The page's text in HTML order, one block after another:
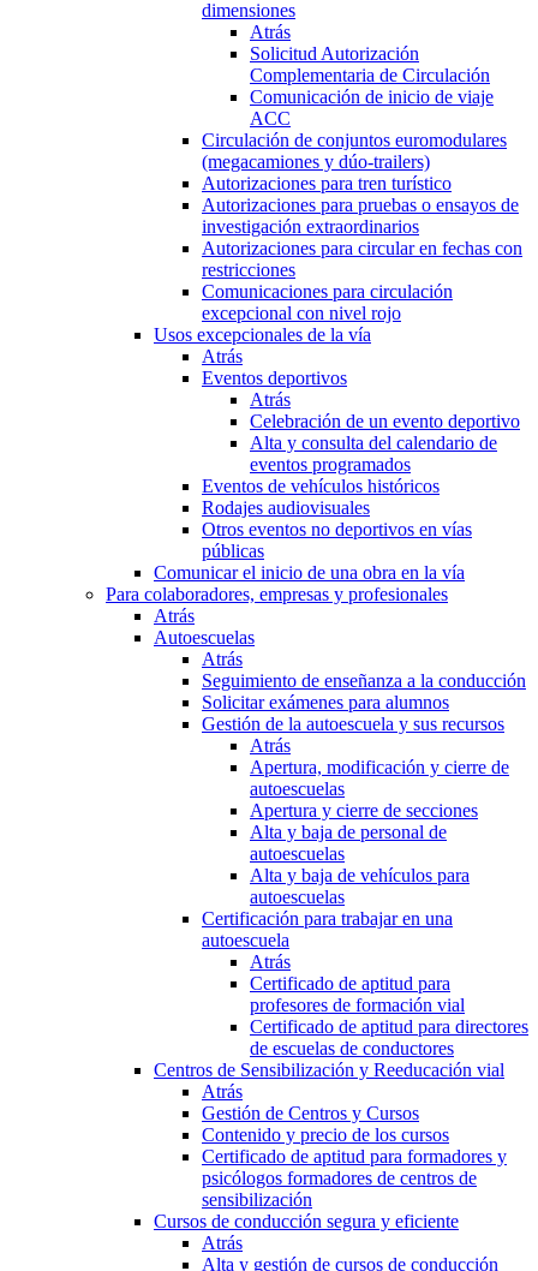
dimensiones
Atrás
Solicitud Autorización
Complementaria de Circulación
Comunicación de inicio de viaje
ACC
Circulación de conjuntos euromodulares
(megacamiones y dúo-trailers)
Autorizaciones para tren turístico
Autorizaciones para pruebas o ensayos de
investigación extraordinarios
Autorizaciones para circular en fechas con
restricciones
Comunicaciones para circulación
excepcional con nivel rojo
Usos excepcionales de la vía
Atrás
Eventos deportivos
Atrás
Celebración de un evento deportivo
Alta y consulta del calendario de
eventos programados
Eventos de vehículos históricos
Rodajes audiovisuales
Otros eventos no deportivos en vías
públicas
Comunicar el inicio de una obra en la vía
Para colaboradores, empresas y profesionales
Atrás
Autoescuelas
Atrás
Seguimiento de enseñanza a la conducción
Solicitar exámenes para alumnos
Gestión de la autoescuela y sus recursos
Atrás
Apertura, modificación y cierre de
autoescuelas
Apertura y cierre de secciones
Alta y baja de personal de
autoescuelas
Alta y baja de vehículos para
autoescuelas
Certificación para trabajar en una
autoescuela
Atrás
Certificado de aptitud para
profesores de formación vial
Certificado de aptitud para directores
de escuelas de conductores
Centros de Sensibilización y Reeducación vial
Atrás
Gestión de Centros y Cursos
Contenido y precio de los cursos
Certificado de aptitud para formadores y
psicólogos formadores de centros de
sensibilización
Cursos de conducción segura y eficiente
Atrás
Alta y gestión de cursos de conducción